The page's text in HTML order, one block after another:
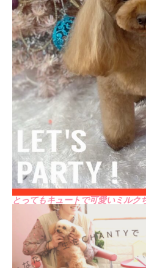
とってもキュートで可愛いミルク